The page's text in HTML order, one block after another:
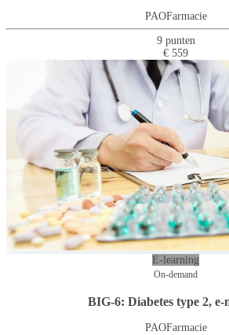
PAOFarmacie
9 punten
€ 559
E-learning
On-demand
BIG-6: Diabetes type 2, e-
PAOFarmacie